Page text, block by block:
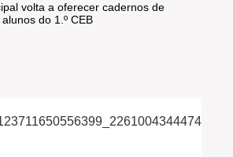
volta a oferecer cadernos de
do 1.º CEB